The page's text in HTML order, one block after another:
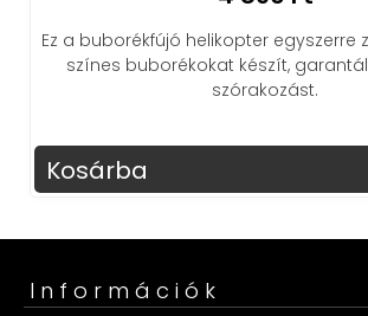
helikopter egyszerre zenél, világít és
készít, garantálva a vidám
Információk